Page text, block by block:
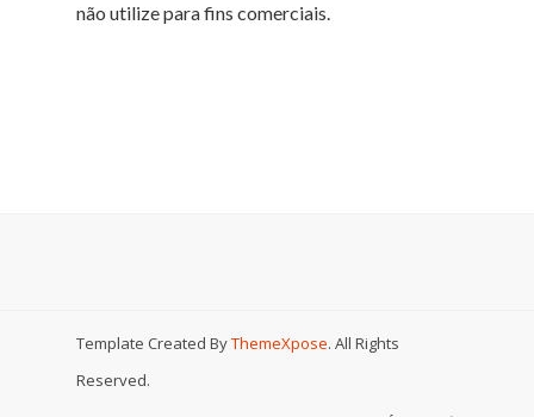
não utilize para fins comerciais.
Template Created ByThemeXpose. All Rights
Reserved.